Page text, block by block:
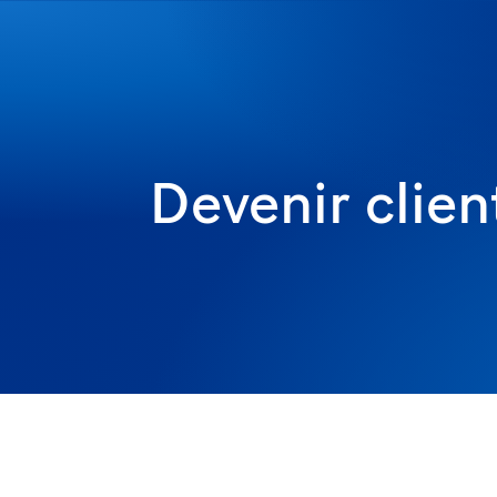
Devenir